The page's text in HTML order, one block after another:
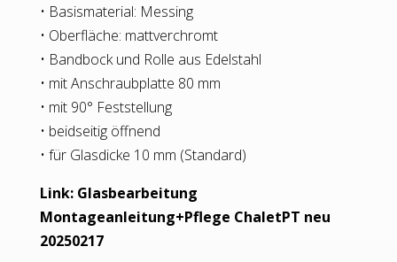
• Basismaterial: Messing
• Oberfläche: mattverchromt
• Bandbock und Rolle aus Edelstahl
• mit Anschraubplatte 80 mm
• mit 90° Feststellung
• beidseitig öffnend
• für Glasdicke 10 mm (Standard)
Link: Glasbearbeitung
Montageanleitung+Pflege ChaletPT neu
20250217